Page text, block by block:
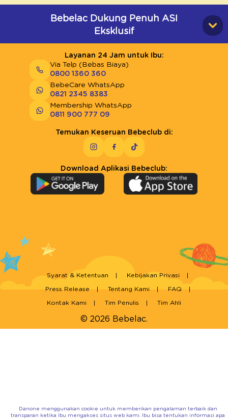
Bebelac Dukung Penuh ASI
Eksklusif
Layanan 24 Jam untuk Ibu:
Via Telp (Bebas Biaya)
0800 1360 360
BebeCare WhatsApp
0821 2345 8383
Membership WhatsApp
0811 900 777 09
Temukan Keseruan Bebeclub di:
Download Aplikasi Bebeclub:
© 2026 Bebelac.
Syarat & Ketentuan Kebijakan Privasi
Press Release Tentang Kami FAQ
Kontak Kami Tim Penulis Tim Ahli
Danone menggunakan cookie untuk memberikan pengalaman terbaik dan
transparan ketika Ibu mengakses situs web kami. Ibu bisa tentukan informasi apa